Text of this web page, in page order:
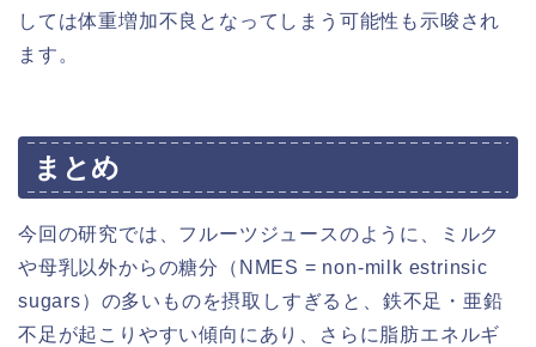
しては体重増加不良となってしまう可能性も示唆され
ます。
まとめ
今回の研究では、フルーツジュースのように、ミルク
や母乳以外からの糖分（NMES = non-milk estrinsic
sugars）の多いものを摂取しすぎると、鉄不足・亜鉛
不足が起こりやすい傾向にあり、さらに脂肪エネルギ